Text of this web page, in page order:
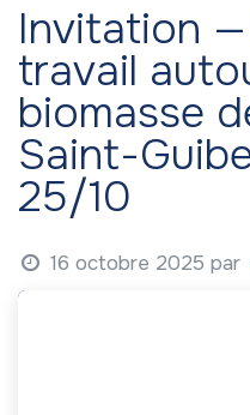
Invitation
travail
biomasse
Saint-
25/10
16 octobre 2025 par